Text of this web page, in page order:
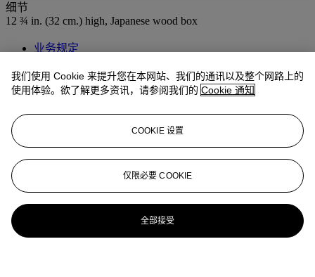
细节
12 ¾ in. (32 cm.) high, Japanese wood box
业务规定
登入
浏览状况报告
更多来自 重要中国瓷器及工艺精品
查看全部
查看全部
我们使用 Cookie 来提升您在本网站、我们的通讯以及整个网路上的
使用体验。欲了解更多资讯，请参阅我们的 Cookie 通知
COOKIE 设置
仅限必要 COOKIE
全部接受